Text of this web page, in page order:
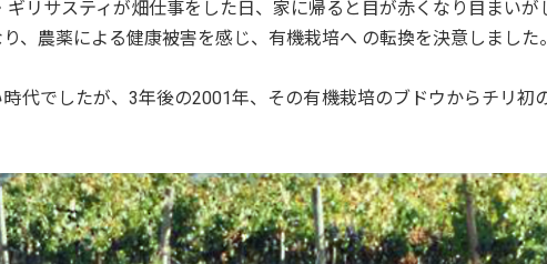
リサスティが畑仕事をした日、家に帰ると目が赤くなり目まい
、農薬による健康被害を感じ、有機栽培へ の転換を決意しました
代でしたが、3年後の2001年、その有機栽培のブドウからチリ初